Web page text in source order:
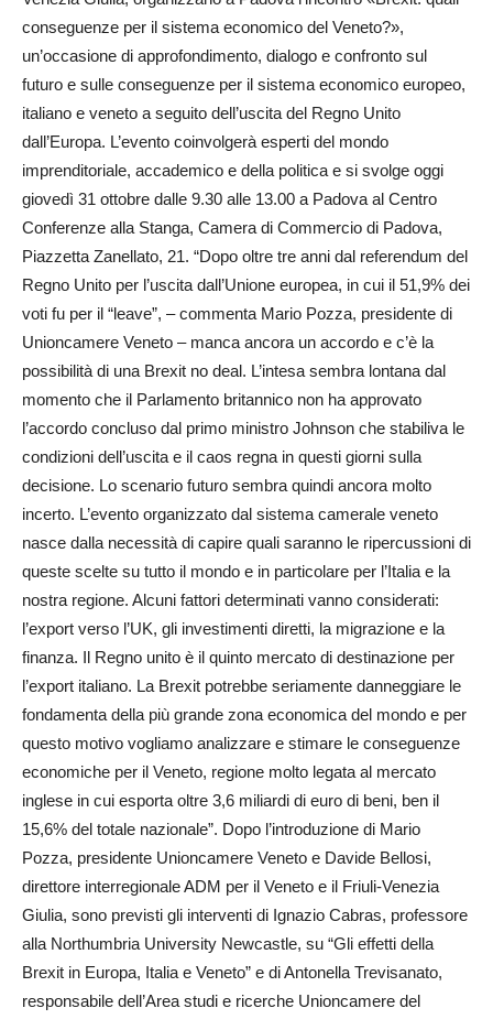
conseguenze per il sistema economico del Veneto?»,
un’occasione di approfondimento, dialogo e confronto sul
futuro e sulle conseguenze per il sistema economico europeo,
italiano e veneto a seguito dell’uscita del Regno Unito
dall’Europa. L’evento coinvolgerà esperti del mondo
imprenditoriale, accademico e della politica e si svolge oggi
giovedì 31 ottobre dalle 9.30 alle 13.00 a Padova al Centro
Conferenze alla Stanga, Camera di Commercio di Padova,
Piazzetta Zanellato, 21. “Dopo oltre tre anni dal referendum del
Regno Unito per l’uscita dall’Unione europea, in cui il 51,9% dei
voti fu per il “leave”, – commenta Mario Pozza, presidente di
Uni­on­camere Veneto – manca ancora un accordo e c’è la
possibilità di una Brexit no deal. L’intesa sembra lontana dal
momento che il Parlamento britannico non ha approvato
l’accordo concluso dal primo ministro Johnson che stabiliva le
condizioni dell’uscita e il caos regna in questi giorni sulla
decisione. Lo scenario futuro sembra quindi ancora molto
incerto. L’evento organizzato dal sistema camerale veneto
nasce dalla necessità di capire quali saranno le ripercussioni di
queste scelte su tutto il mondo e in particolare per l’Italia e la
nostra regione. Alcuni fattori determinati vanno considerati:
l’export verso l’UK, gli investimenti diretti, la migrazione e la
finanza. Il Regno unito è il quinto mercato di destinazione per
l’export italiano. La Brexit potrebbe seriamente danneggiare le
fondamenta della più grande zona economica del mondo e per
questo motivo vogliamo analizzare e stimare le conseguenze
economiche per il Veneto, regione molto legata al mercato
inglese in cui esporta oltre 3,6 miliardi di euro di beni, ben il
15,6% del totale nazionale”. Dopo l’introduzione di Mario
Pozza, presidente Unioncamere Veneto e Davide Bellosi,
direttore interregionale ADM per il Veneto e il Friuli-Venezia
Giulia, sono previsti gli interventi di Ignazio Cabras, professore
alla Northumbria University Newcastle, su “Gli effetti della
Brexit in Europa, Italia e Veneto” e di Antonella Trevisanato,
responsabile dell’Area studi e ricerche Unioncamere del